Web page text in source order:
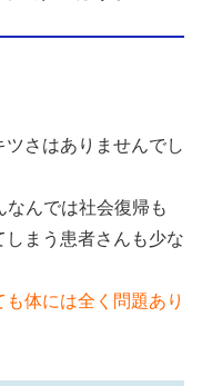
さはありませんでし
なんでは社会復帰も
しまう患者さんも少な
も体には全く問題あり